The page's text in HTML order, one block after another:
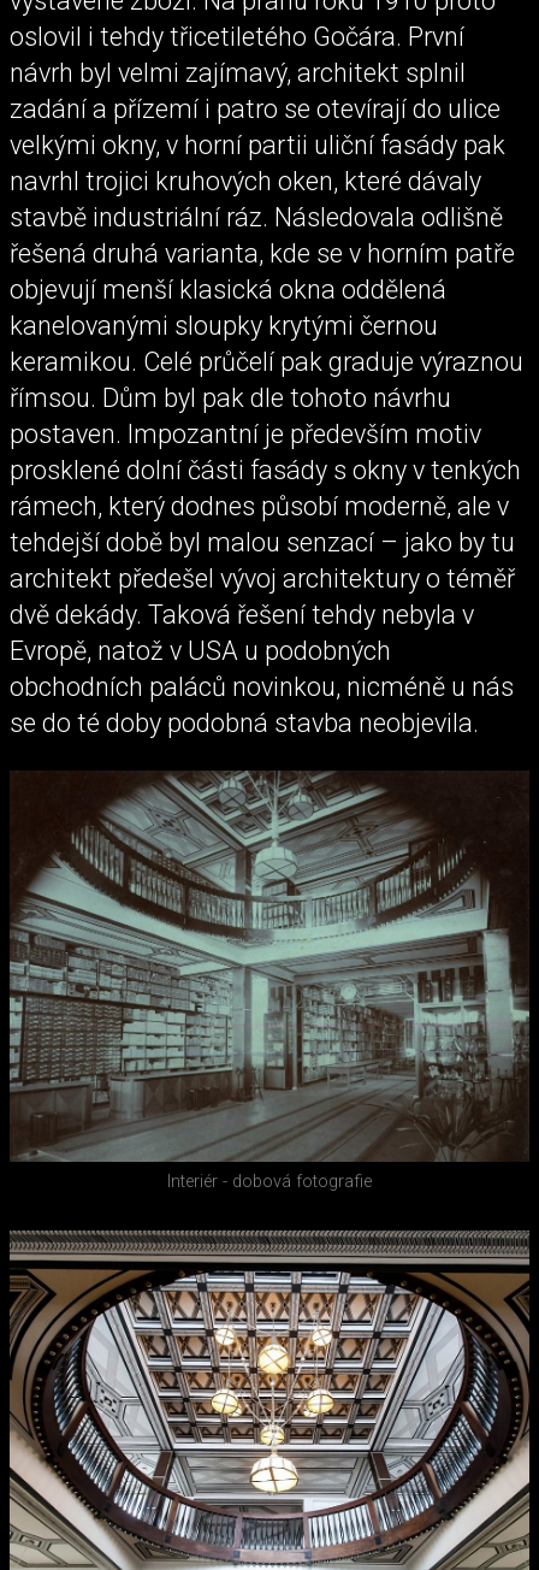
oslovil i tehdy třicetiletého Gočára. První
návrh byl velmi zajímavý, architekt splnil
zadání a přízemí i patro se otevírají do ulice
velkými okny, v horní partii uliční fasády pak
navrhl trojici kruhových oken, které dávaly
stavbě industriální ráz. Následovala odlišně
řešená druhá varianta, kde se v horním patře
objevují menší klasická okna oddělená
kanelovanými sloupky krytými černou
keramikou. Celé průčelí pak graduje výraznou
římsou. Dům byl pak dle tohoto návrhu
postaven. Impozantní je především motiv
prosklené dolní části fasády s okny v tenkých
rámech, který dodnes působí moderně, ale v
tehdejší době byl malou senzací – jako by tu
architekt předešel vývoj architektury o téměř
dvě dekády. Taková řešení tehdy nebyla v
Evropě, natož v USA u podobných
obchodních paláců novinkou, nicméně u nás
se do té doby podobná stavba neobjevila.
Interiér - dobová fotografie